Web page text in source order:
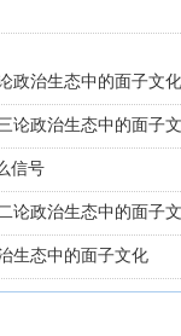
政治生态中的面子文化
论政治生态中的面子
信号
论政治生态中的面子
生态中的面子文化